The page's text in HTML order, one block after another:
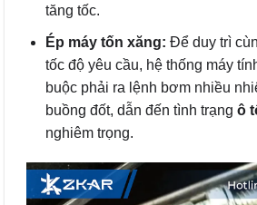
tăng tốc.
Ép máy tốn xăng: Để duy trì
tốc độ yêu cầu, hệ thống máy
buộc phải ra lệnh bơm nhiều
buồng đốt, dẫn đến tình trạng ô
nghiêm trọng.